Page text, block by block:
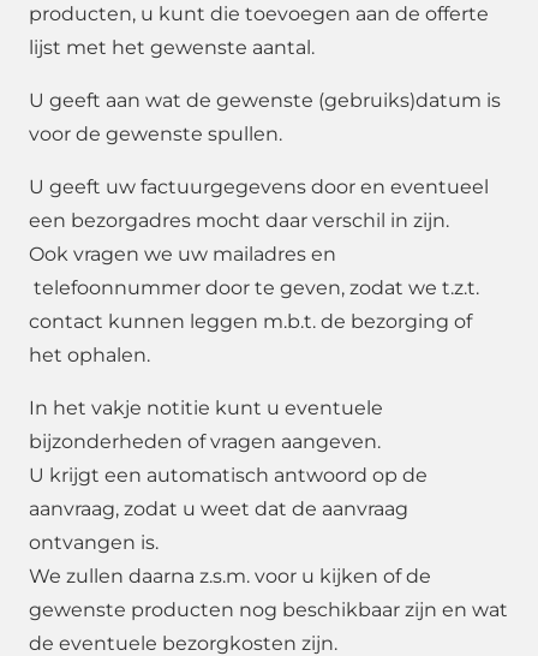
producten, u kunt die toevoegen aan de offerte
lijst met het gewenste aantal.
U geeft aan wat de gewenste (gebruiks)datum is
voor de gewenste spullen.
U geeft uw factuurgegevens door en eventueel
een bezorgadres mocht daar verschil in zijn.
Ook vragen we uw mailadres en
telefoonnummer door te geven, zodat we t.z.t.
contact kunnen leggen m.b.t. de bezorging of
het ophalen.
In het vakje notitie kunt u eventuele
bijzonderheden of vragen aangeven.
U krijgt een automatisch antwoord op de
aanvraag, zodat u weet dat de aanvraag
ontvangen is.
We zullen daarna z.s.m. voor u kijken of de
gewenste producten nog beschikbaar zijn en wat
de eventuele bezorgkosten zijn.